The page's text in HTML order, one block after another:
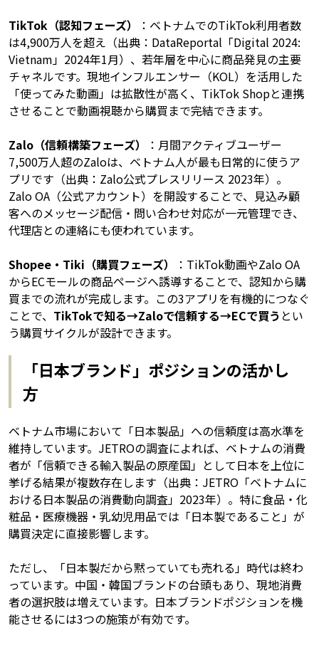
TikTok（認知フェーズ）
：ベトナムでのTikTok利用者数
は4,900万人を超え（出典：DataReportal「Digital 2024:
Vietnam」2024年1月）、若年層を中心に商品発見の主要
チャネルです。現地インフルエンサー（KOL）を活用した
「使ってみた動画」は拡散性が高く、TikTok Shopと連携
させることで動画視聴から購買まで完結できます。
Zalo（信頼構築フェーズ）
：月間アクティブユーザー
7,500万人超のZaloは、ベトナム人が最も日常的に使うア
プリです（出典：Zalo公式プレスリリース 2023年）。
Zalo OA（公式アカウント）を開設することで、見込み顧
客へのメッセージ配信・問い合わせ対応が一元管理でき、
代理店との連絡にも使われています。
Shopee・Tiki（購買フェーズ）
：TikTok動画やZalo OA
からECモールの商品ページへ誘導することで、認知から購
買までの流れが完成します。この3アプリを有機的につなぐ
ことで、 TikTokで知る→Zaloで信頼する→ECで買う とい
う購買サイクルが設計できます。
「日本ブランド」ポジションの活かし
方
ベトナム市場において「日本製品」への信頼度は高水準を
維持しています。JETROの調査によれば、ベトナムの消費
者が「信頼できる輸入製品の原産国」として日本を上位に
挙げる結果が複数存在します（出典：JETRO「ベトナムに
おける日本製品の消費動向調査」2023年）。特に食品・化
粧品・医療機器・乳幼児用品では「日本製であること」が
購買決定に直接影響します。
ただし、「日本製だから黙っていても売れる」時代は終わ
っています。中国・韓国ブランドの台頭もあり、現地消費
者の選択肢は増えています。日本ブランドポジションを機
能させるには3つの施策が有効です。